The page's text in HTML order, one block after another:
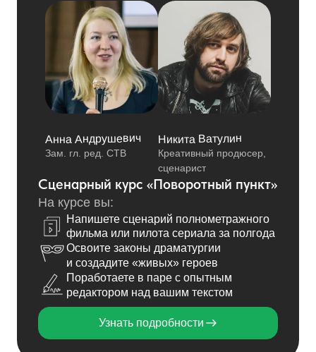
Анна Андрушевич
Зам. гл. ред. СТВ
Никита Ватулин
Креативный продюсер,
сценарист
Сценарный курс «Поворотный пункт»
На курсе вы:
Напишете сценарий полнометражного
фильма или пилота сериала за полгода
Освоите законы драматургии
и создадите «живых» героев
Поработаете в паре с опытным
редактором над вашим текстом
Узнать подробности